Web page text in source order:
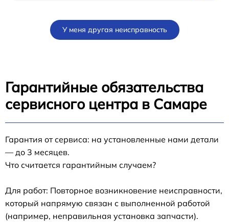
У меня другая неисправность
Гарантийные обязательства
сервисного центра в Самаре
Гарантия от сервиса: на установленные нами детали
— до 3 месяцев.
Что считается гарантийным случаем?
Для работ: Повторное возникновение неисправности,
который напрямую связан с выполненной работой
(например, неправильная установка запчасти).